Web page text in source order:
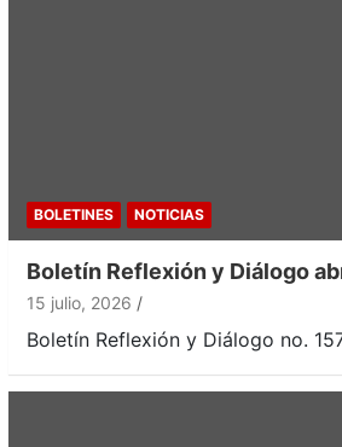
BOLETINES NOTICIAS
Boletín Reflexión y Diálogo
15 julio, 2026
Boletín Reflexión y Diálogo no.